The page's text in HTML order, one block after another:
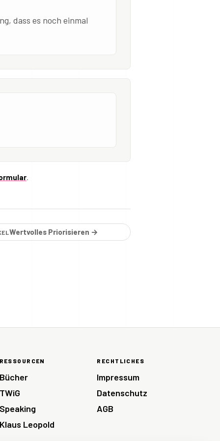
dass es noch einmal
Wertvolles Priorisieren →
Leopold
RECHTLICHES
Impressum
Datenschutz
AGB